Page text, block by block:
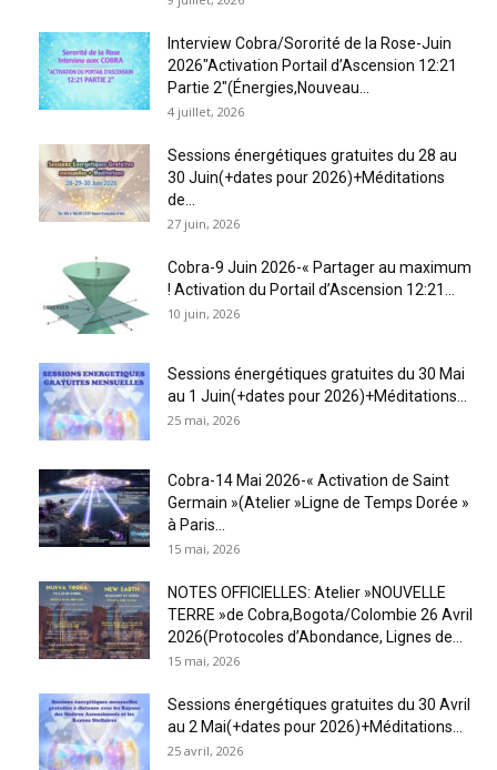
Interview Cobra/Sororité de la Rose-Juin
2026″Activation Portail d’Ascension 12:21
Partie 2″(Énergies,Nouveau...
4 juillet, 2026
Sessions énergétiques gratuites du 28 au
30 Juin(+dates pour 2026)+Méditations
de...
27 juin, 2026
Cobra-9 Juin 2026-« Partager au maximum
! Activation du Portail d’Ascension 12:21...
10 juin, 2026
Sessions énergétiques gratuites du 30 Mai
au 1 Juin(+dates pour 2026)+Méditations...
25 mai, 2026
Cobra-14 Mai 2026-« Activation de Saint
Germain »(Atelier »Ligne de Temps Dorée »
à Paris...
15 mai, 2026
NOTES OFFICIELLES: Atelier »NOUVELLE
TERRE »de Cobra,Bogota/Colombie 26 Avril
2026(Protocoles d’Abondance, Lignes de...
15 mai, 2026
Sessions énergétiques gratuites du 30 Avril
au 2 Mai(+dates pour 2026)+Méditations...
25 avril, 2026